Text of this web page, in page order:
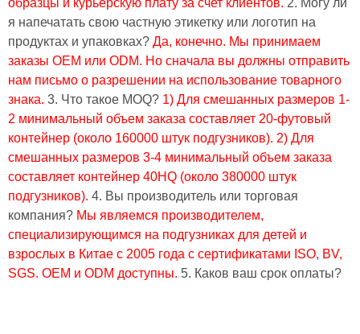
я напечатать свою частную этикетку или логотип на
продуктах и ​​упаковках? Да, конечно. Мы принимаем
заказы OEM или ODM. Но сначала вы должны отправить
нам письмо о разрешении на использование товарного
знака. 3. Что такое MOQ? 1) Для смешанных размеров 1-
2 минимальный объем заказа составляет 20-футовый
контейнер (около 160000 штук подгузников). 2) Для
смешанных размеров 3-4 минимальный объем заказа
составляет контейнер 40HQ (около 380000 штук
подгузников). 4. Вы производитель или торговая
компания? Мы являемся производителем,
специализирующимся на подгузниках для детей и
взрослых в Китае с 2005 года с сертификатами ISO, BV,
SGS. OEM и ODM доступны. 5. Каков ваш срок оплаты?